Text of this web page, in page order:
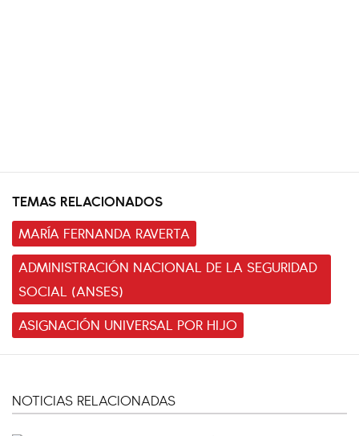
TEMAS RELACIONADOS
MARÍA FERNANDA RAVERTA
ADMINISTRACIÓN NACIONAL DE LA SEGURIDAD
SOCIAL (ANSES)
ASIGNACIÓN UNIVERSAL POR HIJO
NOTICIAS RELACIONADAS